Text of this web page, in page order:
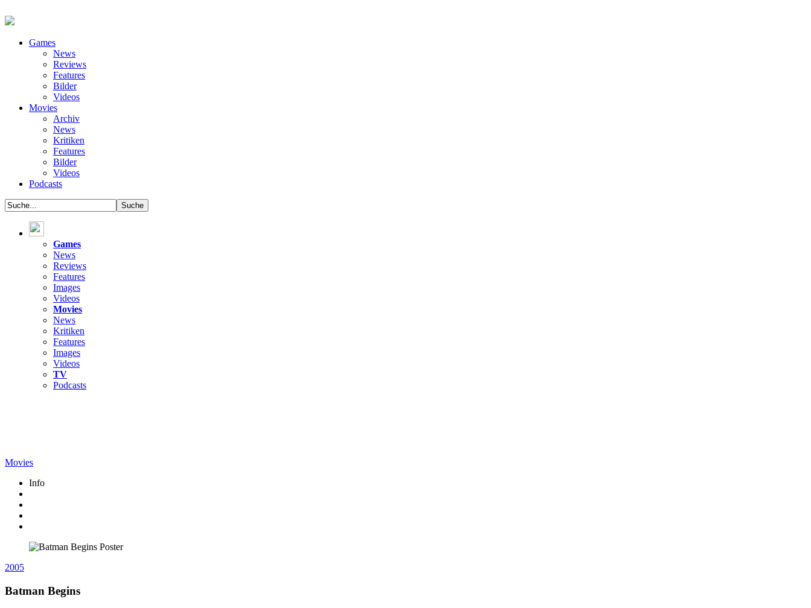
Games
News
Reviews
Features
Bilder
Videos
Movies
Archiv
News
Kritiken
Features
Bilder
Videos
Podcasts
Games
News
Reviews
Features
Images
Videos
Movies
News
Kritiken
Features
Images
Videos
TV
Podcasts
Movies
Info
2005
Batman Begins